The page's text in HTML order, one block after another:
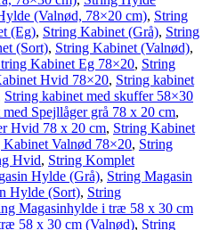
(Valnød, 78×20 cm), String
(Eg), String Kabinet (Grå), String
(Sort), String Kabinet (Valnød),
Kabinet Eg 78×20, String
Hvid 78×20, String kabinet
String kabinet med skuffer 58×30
Spejllåger grå 78 x 20 cm,
Hvid 78 x 20 cm, String Kabinet
Kabinet Valnød 78×20, String
Hvid, String Komplet
Hylde (Grå), String Magasin
Hylde (Sort), String
Magasinhylde i træ 58 x 30 cm
58 x 30 cm (Valnød), String